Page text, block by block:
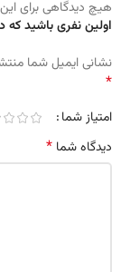
هیچ دیدگاهی برای
اولین نفری باشید که
نشانی ایمیل شما
*
امتیاز شما
دیدگاه شما *